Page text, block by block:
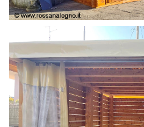
CASETTA E COPERTURA AUTO